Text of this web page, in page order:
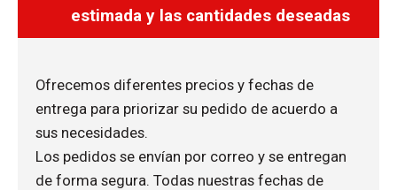
estimada y las cantidades deseadas
Ofrecemos diferentes precios y fechas de
entrega para priorizar su pedido de acuerdo a
sus necesidades.
Los pedidos se envían por correo y se entregan
de forma segura. Todas nuestras fechas de